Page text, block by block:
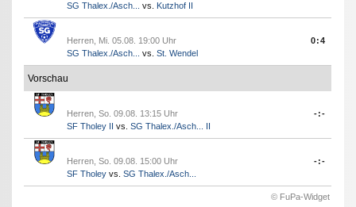
SG Thalex./Asch...
vs. Kutzhof II
Herren, Mi. 05.08. 19:00 Uhr
SG Thalex./Asch...
vs.St. Wendel
0:4
Vorschau
Herren, So. 09.08. 13:15 Uhr
SF Tholey II vs.SG Thalex./Asch... II
-:-
Herren, So. 09.08. 15:00 Uhr
SF Tholey vs.SG Thalex./Asch...
-:-
© FuPa-Widget